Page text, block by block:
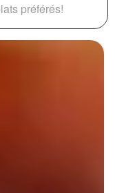
préférés!